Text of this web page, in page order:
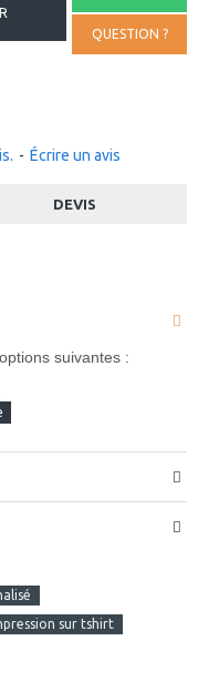
- Écrire un avis
QUESTION ?
DEVIS
suivantes :
sur tshirt